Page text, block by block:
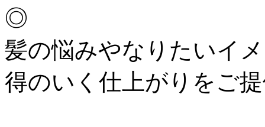
◎
髪の悩みやなりたいイ
得のいく仕上がりをご